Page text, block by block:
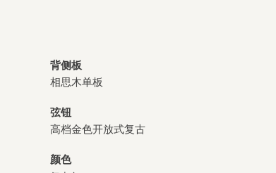
背侧板
相思木单板
弦钮
高档金色开放式复古
颜色